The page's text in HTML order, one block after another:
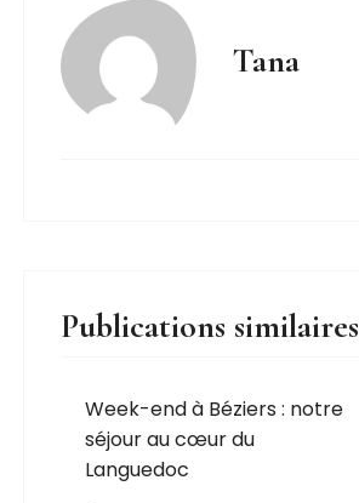
Tana
Publications similaires
Week-end à Béziers : notre
séjour au cœur du
Languedoc